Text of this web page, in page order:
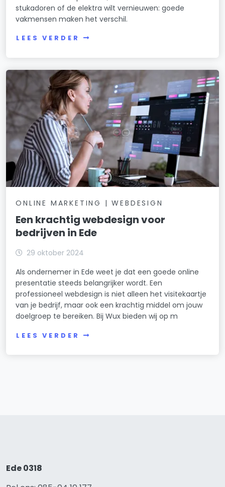
stukadoren of de elektra wilt vernieuwen: goede
vakmensen maken het verschil.
LEES VERDER
ONLINE MARKETING | WEBDESIGN
Een krachtig webdesign voor
bedrijven in Ede
29 oktober 2024
Als ondernemer in Ede weet je dat een goede online
presentatie steeds belangrijker wordt. Een
professioneel webdesign is niet alleen het visitekaartje
van je bedrijf, maar ook een krachtig middel om jouw
doelgroep te bereiken. Bij Wux bieden wij op m
LEES VERDER
Ede 0318